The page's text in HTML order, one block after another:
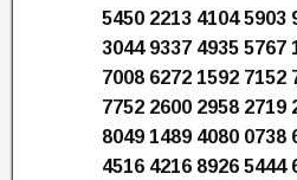
5450 2213 4104 5903
3044 9337 4935 5767
7008 6272 1592 7152
7752 2600 2958 2719
8049 1489 4080 0738
4516 4216 8926 5444